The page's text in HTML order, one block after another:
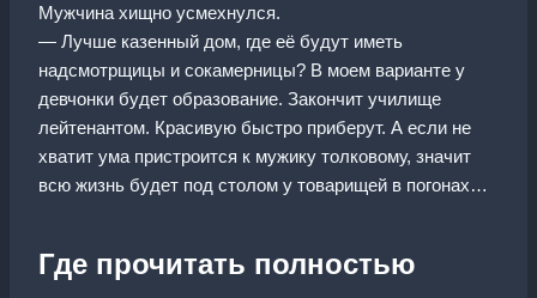
Мужчина хищно усмехнулся.
— Лучше казенный дом, где её будут иметь
надсмотрщицы и сокамерницы? В моем варианте у
девчонки будет образование. Закончит училище
лейтенантом. Красивую быстро приберут. А если не
хватит ума пристроится к мужику толковому, значит
всю жизнь будет под столом у товарищей в погонах…
Где прочитать полностью